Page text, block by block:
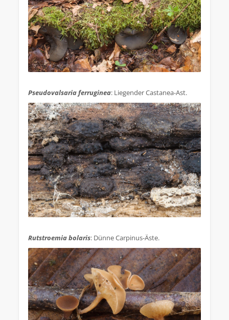
Pseudovalsaria ferruginea: Liegender Castanea-Ast.
Rutstroemia bolaris: Dünne Carpinus-Äste.